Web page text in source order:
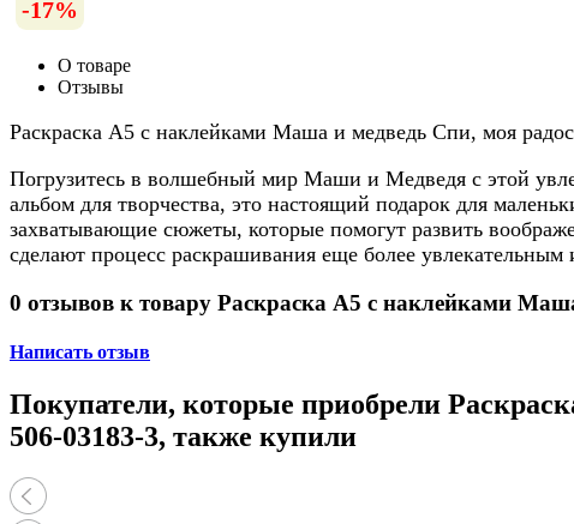
-17%
О товаре
Отзывы
Раскраска А5 с наклейками Маша и медведь Спи, моя
Погрузитесь в волшебный мир Маши и Медведя с этой
альбом для творчества, это настоящий подарок для
захватывающие сюжеты, которые помогут развить
сделают процесс раскрашивания еще более
0 отзывов к товару Раскраска А5 с наклейками
Написать отзыв
Покупатели, которые приобрели
506-03183-3, также купили